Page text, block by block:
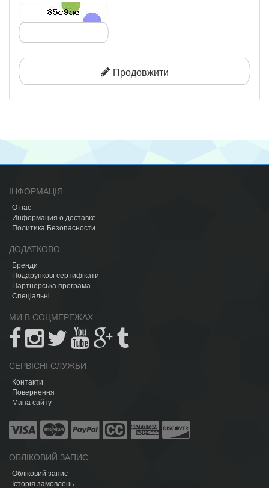
Продовжити
ІНФОРМАЦІЯ
О нас
Информация о доставке
Политика Безопасности
ДОДАТКОВО
Бренди
Подарункові сертифікати
Партнерська програма
Спеціальні
МИ В СОЦМЕРЕЖАХ
СЕРВІСНІ СЛУЖБИ
Контакти
Повернення
Мапа сайту
ОБЛІКОВИЙ ЗАПИС
Обліковий запис
Історія замовлень